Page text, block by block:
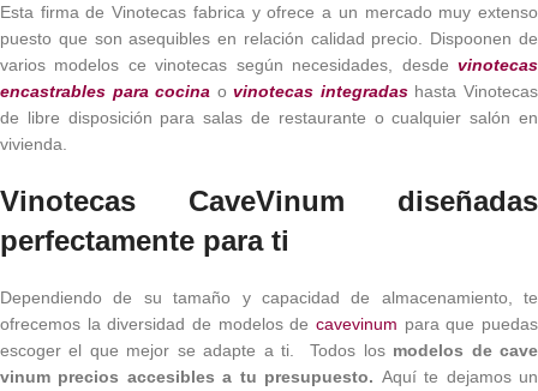
Esta firma de Vinotecas fabrica y ofrece a un mercado muy extenso
puesto que son asequibles en relación calidad precio. Dispoonen de
varios modelos ce vinotecas según necesidades, desde vinotecas
encastrables para cocina ovinotecas integradashasta Vinotecas
de libre disposición para salas de restaurante o cualquier salón en
vivienda.
Vinotecas CaveVinum diseñadas
perfectamente para ti
Dependiendo de su tamaño y capacidad de almacenamiento, te
ofrecemos la diversidad de modelos de cavevinum para que puedas
escoger el que mejor se adapte a ti. Todos los modelos de cave
vinum precios accesibles a tu presupuesto. Aquí te dejamos un